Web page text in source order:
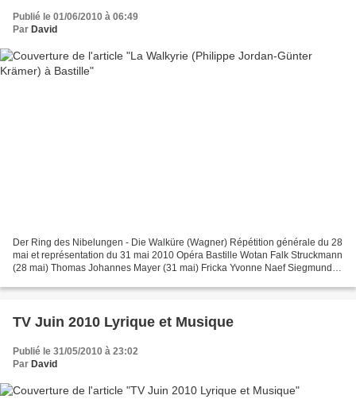
Publié le 01/06/2010 à 06:49
Par David
Der Ring des Nibelungen - Die Walküre (Wagner) Répétition générale du 28
mai et représentation du 31 mai 2010 Opéra Bastille Wotan Falk Struckmann
(28 mai) Thomas Johannes Mayer (31 mai) Fricka Yvonne Naef Siegmund
TV Juin 2010 Lyrique et Musique
Publié le 31/05/2010 à 23:02
Par David